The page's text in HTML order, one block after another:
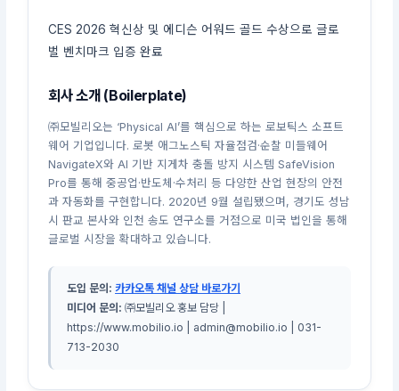
CES 2026 혁신상 및 에디슨 어워드 골드 수상으로 글로
벌 벤치마크 입증 완료
회사 소개 (Boilerplate)
㈜모빌리오는 ‘Physical AI’를 핵심으로 하는 로보틱스 소프트
웨어 기업입니다. 로봇 애그노스틱 자율점검·순찰 미들웨어
NavigateX와 AI 기반 지게차 충돌 방지 시스템 SafeVision
Pro를 통해 중공업·반도체·수처리 등 다양한 산업 현장의 안전
과 자동화를 구현합니다. 2020년 9월 설립됐으며, 경기도 성남
시 판교 본사와 인천 송도 연구소를 거점으로 미국 법인을 통해
글로벌 시장을 확대하고 있습니다.
도입 문의: 카카오톡 채널 상담 바로가기
미디어 문의: ㈜모빌리오 홍보 담당 |
https://www.mobilio.io | admin@mobilio.io | 031-
713-2030